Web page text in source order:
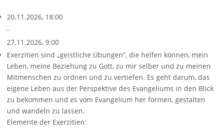
20.11.2026, 18:00
-
27.11.2026, 9:00
Exerzitien sind „geistliche Übungen”, die helfen können, mein
Leben, meine Beziehung zu Gott, zu mir selber und zu meinen
Mitmenschen zu ordnen und zu vertiefen. Es geht darum, das
eigene Leben aus der Perspektive des Evangeliums in den Blick
zu bekommen und es vom Evangelium her formen, gestalten
und wandeln zu lassen.
Elemente der Exerzitien: